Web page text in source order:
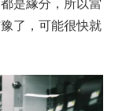
是緣分，所以當
了，可能很快就